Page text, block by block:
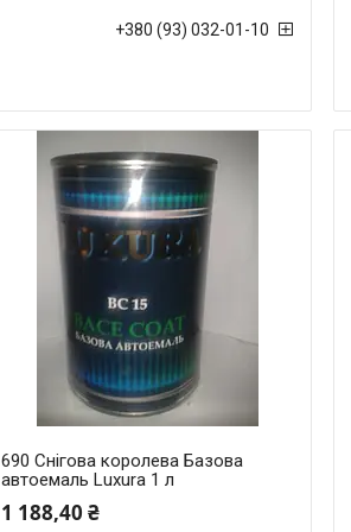
+380 (93) 032-01-10
690 Снігова королева Базова
автоемаль Luxura 1 л
1 188,40 ₴